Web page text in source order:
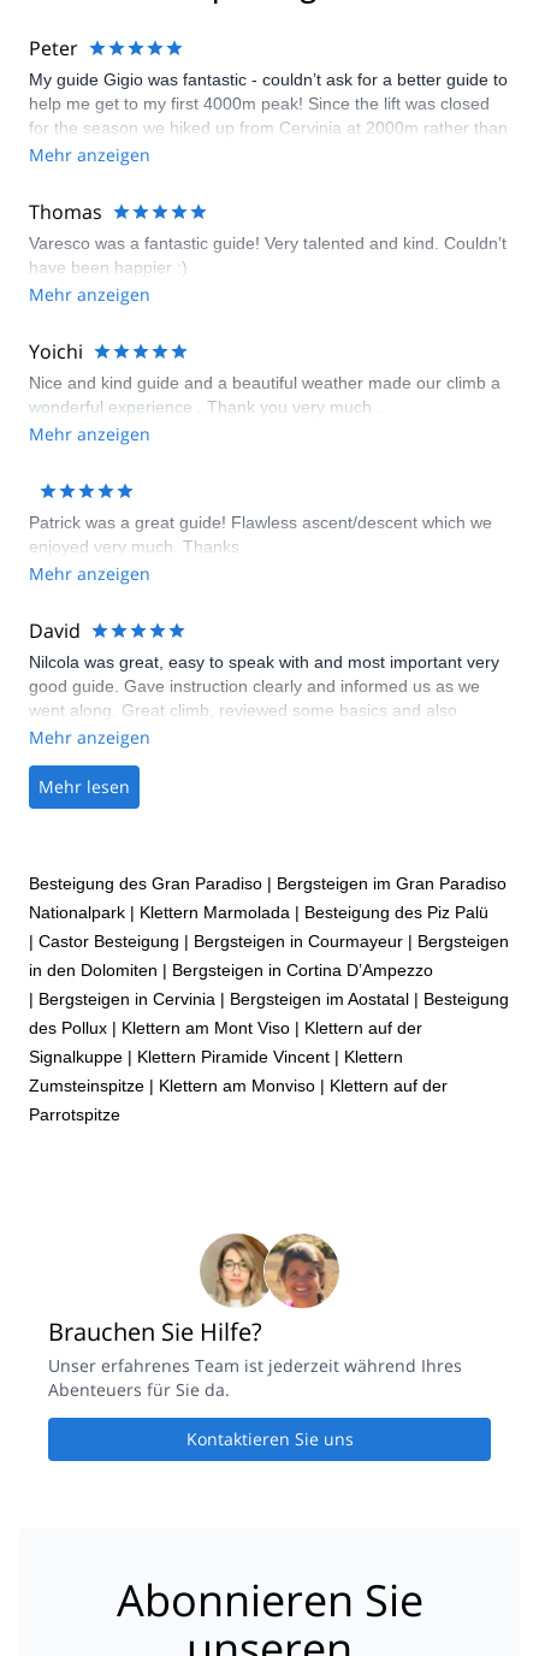
Peter
My guide Gigio was fantastic - couldn’t ask for a better guide to
help me get to my first 4000m peak! Since the lift was closed
for the season we hiked up from Cervinia at 2000m rather than
starting the climb from 3500m which made it somewhat more
euros for the guided climb plus 185 euros for two nights with
half board at the mountain hut is a bit steep to say the least. I
can only hope Gigio gets a significant portion of that.
Mehr anzeigen
Thomas
Varesco was a fantastic guide! Very talented and kind. Couldn’t
have been happier :)
Mehr anzeigen
Yoichi
Nice and kind guide and a beautiful weather made our climb a
wonderful experience . Thank you very much .
Mehr anzeigen
Patrick was a great guide! Flawless ascent/descent which we
enjoyed very much. Thanks
Mehr anzeigen
David
Nilcola was great, easy to speak with and most important very
good guide. Gave instruction clearly and informed us as we
went along. Great climb, reviewed some basics and also
learned new skills. Thanks Dave T
Mehr anzeigen
Mehr lesen
Besteigung des Gran Paradiso | Bergsteigen im Gran Paradiso
Nationalpark | Klettern Marmolada | Besteigung des Piz Palü
| Castor Besteigung | Bergsteigen in Courmayeur | Bergsteigen
in den Dolomiten | Bergsteigen in Cortina D’Ampezzo
| Bergsteigen in Cervinia | Bergsteigen im Aostatal | Besteigung
des Pollux | Klettern am Mont Viso | Klettern auf der
Signalkuppe | Klettern Piramide Vincent | Klettern
Zumsteinspitze | Klettern am Monviso | Klettern auf der
Parrotspitze
Brauchen Sie Hilfe?
Unser erfahrenes Team ist jederzeit während Ihres
Abenteuers für Sie da.
Kontaktieren Sie uns
Abonnieren Sie